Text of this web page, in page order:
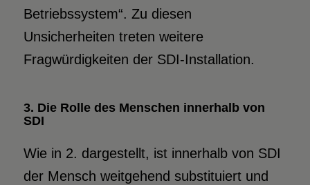
Betriebssystem“. Zu diesen
Unsicherheiten treten weitere
Fragwürdigkeiten der SDI-Installation.
3. Die Rolle des Menschen innerhalb von
SDI
Wie in 2. dargestellt, ist innerhalb von SDI
der Mensch weitgehend substituiert und